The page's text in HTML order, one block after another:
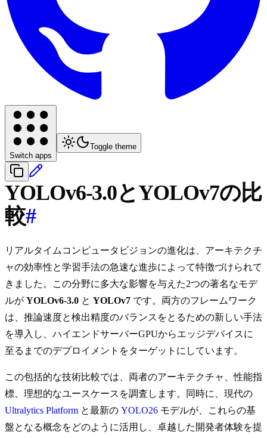
Switch apps
Toggle theme
YOLOv6-3.0とYOLOv7の比
較#
リアルタイムコンピュータビジョンの進化は、アーキテクチ
ャの効率性と学習手法の急速な進歩によって特徴づけられて
きました。この分野に多大な影響を与えた2つの著名なモデ
ルが YOLOv6-3.0 と YOLOv7 です。両方のフレームワーク
は、推論速度と検出精度のバランスをとるための新しい手法
を導入し、ハイエンドサーバーGPUからエッジデバイスに
至るまでのデプロイメントをターゲットにしています。
この包括的な技術比較では、両者のアーキテクチャ、性能指
標、理想的なユースケースを調査します。同時に、現代の
Ultralytics Platform と最新の YOLO26 モデルが、これらの基
盤となる概念をどのように活用し、卓越した開発者体験を提